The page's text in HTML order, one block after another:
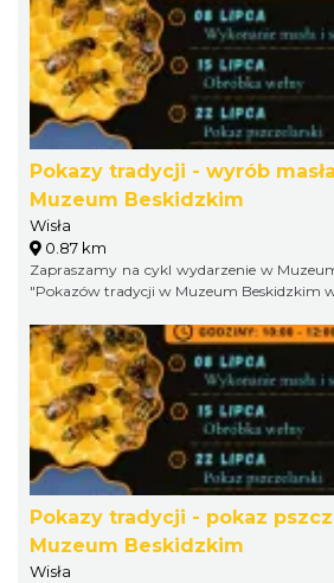
Pokazy tradycji - wyrób
Muzeum Beskidzkim
Wisła
0.87 km
Zapraszamy na cykl wydarzenie w
"Pokazów tradycji w Muzeum Beskidzkim
Pokazy tradycji - pokaz
Muzeum Beskidzkim
Wisła